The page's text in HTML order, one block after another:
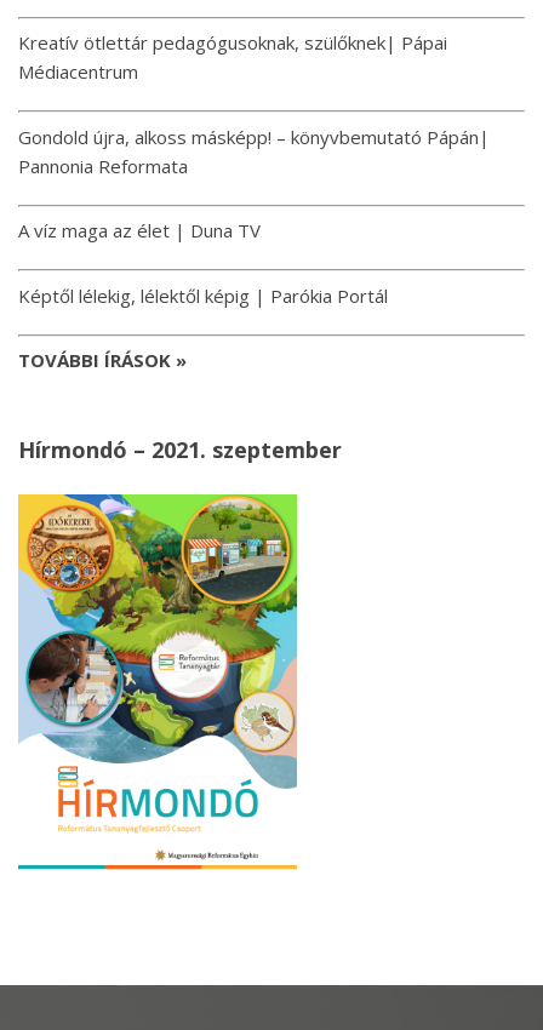
Kreatív ötlettár pedagógusoknak, szülőknek| Pápai
Médiacentrum
Gondold újra, alkoss másképp! – könyvbemutató Pápán|
Pannonia Reformata
A víz maga az élet | Duna TV
Képtől lélekig, lélektől képig | Parókia Portál
TOVÁBBI ÍRÁSOK »
Hírmondó – 2021. szeptember